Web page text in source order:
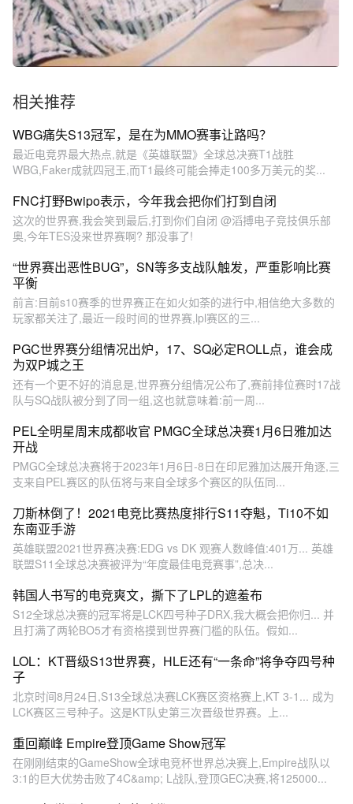
相关推荐
WBG痛失S13冠军，是在为MMO赛事让路吗？
最近电竞界最大热点,就是《英雄联盟》全球总决赛T1战胜
WBG,Faker成就四冠王,而T1最终可能会捧走100多万美元的奖...
FNC打野Bwipo表示，今年我会把你们打到自闭
这次的世界赛,我会笑到最后,打到你们自闭 @滔搏电子竞技俱乐部
奥,今年TES没来世界赛啊? 那没事了!
“世界赛出恶性BUG”，SN等多支战队触发，严重影响比赛
平衡
前言:目前s10赛季的世界赛正在如火如荼的进行中,相信绝大多数的
玩家都关注了,最近一段时间的世界赛,lpl赛区的三...
PGC世界赛分组情况出炉，17、SQ必定ROLL点，谁会成
为双P城之王
还有一个更不好的消息是,世界赛分组情况公布了,赛前排位赛时17战
队与SQ战队被分到了同一组,这也就意味着:前一周...
PEL全明星周末成都收官 PMGC全球总决赛1月6日雅加达
开战
PMGC全球总决赛将于2023年1月6日-8日在印尼雅加达展开角逐,三
支来自PEL赛区的队伍将与来自全球多个赛区的队伍同...
刀斯林倒了！2021电竞比赛热度排行S11夺魁，Ti10不如
东南亚手游
英雄联盟2021世界赛决赛:EDG vs DK 观赛人数峰值:401万... 英雄
联盟S11全球总决赛被评为“年度最佳电竞赛事”,总决...
韩国人书写的电竞爽文，撕下了LPL的遮羞布
S12全球总决赛的冠军将是LCK四号种子DRX,我大概会把你归... 并
且打满了两轮BO5才有资格摸到世界赛门槛的队伍。假如...
LOL：KT晋级S13世界赛，HLE还有“一条命”将争夺四号种
子
北京时间8月24日,S13全球总决赛LCK赛区资格赛上,KT 3-1... 成为
LCK赛区三号种子。这是KT队史第三次晋级世界赛。上...
重回巅峰 Empire登顶Game Show冠军
在刚刚结束的GameShow全球电竞杯世界总决赛上,Empire战队以
3:1的巨大优势击败了4C&amp; L战队,登顶GEC决赛,将125000...